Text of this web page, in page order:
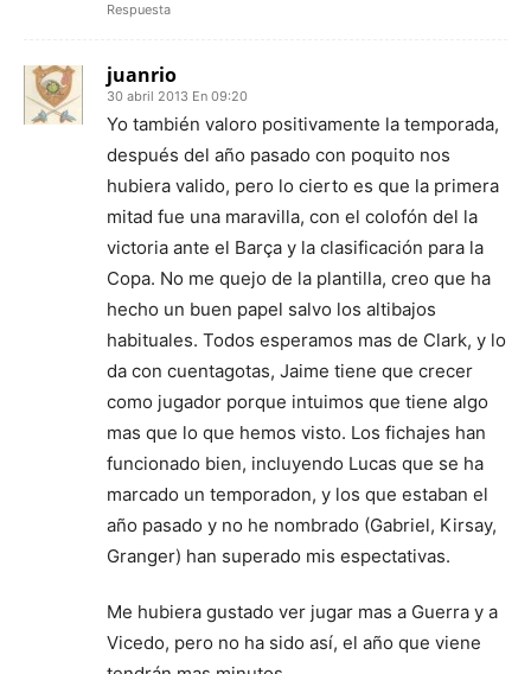
Respuesta
juanrio
30 abril 2013 En 09:20
Yo también valoro positivamente la temporada,
después del año pasado con poquito nos
hubiera valido, pero lo cierto es que la primera
mitad fue una maravilla, con el colofón del la
victoria ante el Barça y la clasificación para la
Copa. No me quejo de la plantilla, creo que ha
hecho un buen papel salvo los altibajos
habituales. Todos esperamos mas de Clark, y lo
da con cuentagotas, Jaime tiene que crecer
como jugador porque intuimos que tiene algo
mas que lo que hemos visto. Los fichajes han
funcionado bien, incluyendo Lucas que se ha
marcado un temporadon, y los que estaban el
año pasado y no he nombrado (Gabriel, Kirsay,
Granger) han superado mis espectativas.
Me hubiera gustado ver jugar mas a Guerra y a
Vicedo, pero no ha sido así, el año que viene